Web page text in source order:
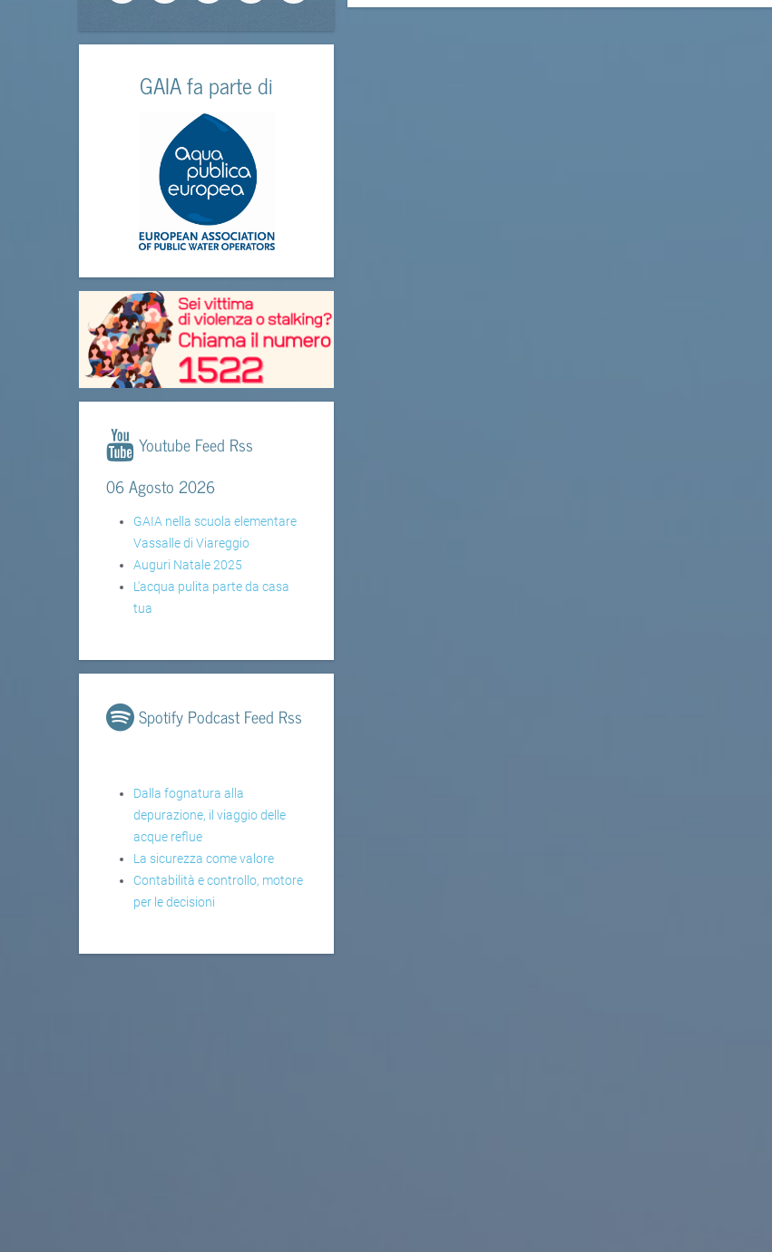
GAIA fa parte di
Youtube Feed Rss
06 Agosto 2026
GAIA nella scuola elementare
Vassalle di Viareggio
Auguri Natale 2025
L'acqua pulita parte da casa
tua
Spotify Podcast Feed Rss
Dalla fognatura alla
depurazione, il viaggio delle
acque reflue
La sicurezza come valore
Contabilità e controllo, motore
per le decisioni